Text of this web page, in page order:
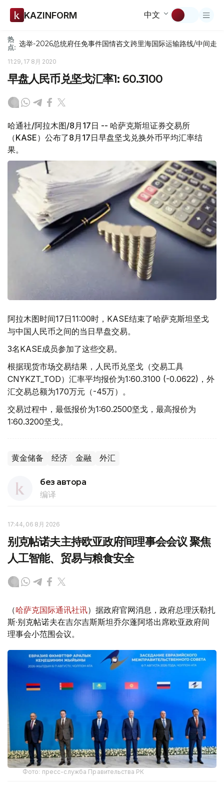
KAZINFORM 中文
热
点: 选举-2026总统府任免事件国情咨文跨里海国际运输路线/中间走廊
11:29, 17 8月 2020
早盘人民币兑坚戈汇率1: 60.3100
哈通社/阿拉木图/8月17日 -- 哈萨克斯坦证券交易所
（KASE）公布了8月17日早盘坚戈兑换外币平均汇率结
果。
阿拉木图时间17日11:00时，KASE结束了哈萨克斯坦坚戈
与中国人民币之间的当日早盘交易。
3名KASE成员参加了这些交易。
根据现货市场交易结果，人民币兑坚戈（交易工具
CNYKZT_TOD）汇率平均报价为1:60.3100 (-0.0622)，外
汇交易总额为170万元（-45万）。
交易过程中，最低报价为1:60.2500坚戈，最高报价为
1:60.3200坚戈。
黄金储备 经济 金融 外汇
без автора
编译
17:44, 06 8月 2026
别克帖诺夫主持欧亚政府间理事会会议 聚焦
人工智能、贸易与粮食安全
（哈萨克国际通讯社讯）据政府官网消息，政府总理沃勒扎
斯·别克帖诺夫在吉尔吉斯斯坦乔尔蓬阿塔出席欧亚政府间
理事会小范围会议。
Фото: пресс-служба Правительства РК